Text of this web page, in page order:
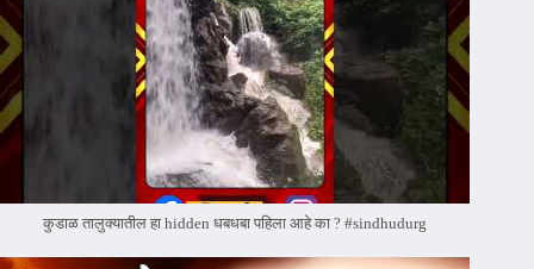
कुडाळ तालुक्यातील हा hidden धबधबा पहिला आहे का ? #sindhudurg